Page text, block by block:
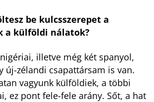
be kulcsszerepet a
a külföldi nálatok?
illetve még két spanyol,
új-zélandi csapattársam is van.
vagyunk külföldiek, a többi
ez pont fele-fele arány. Sőt, a hat